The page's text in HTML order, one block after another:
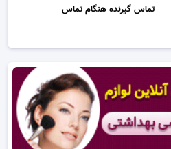
تماس گیرنده هنگام تماس